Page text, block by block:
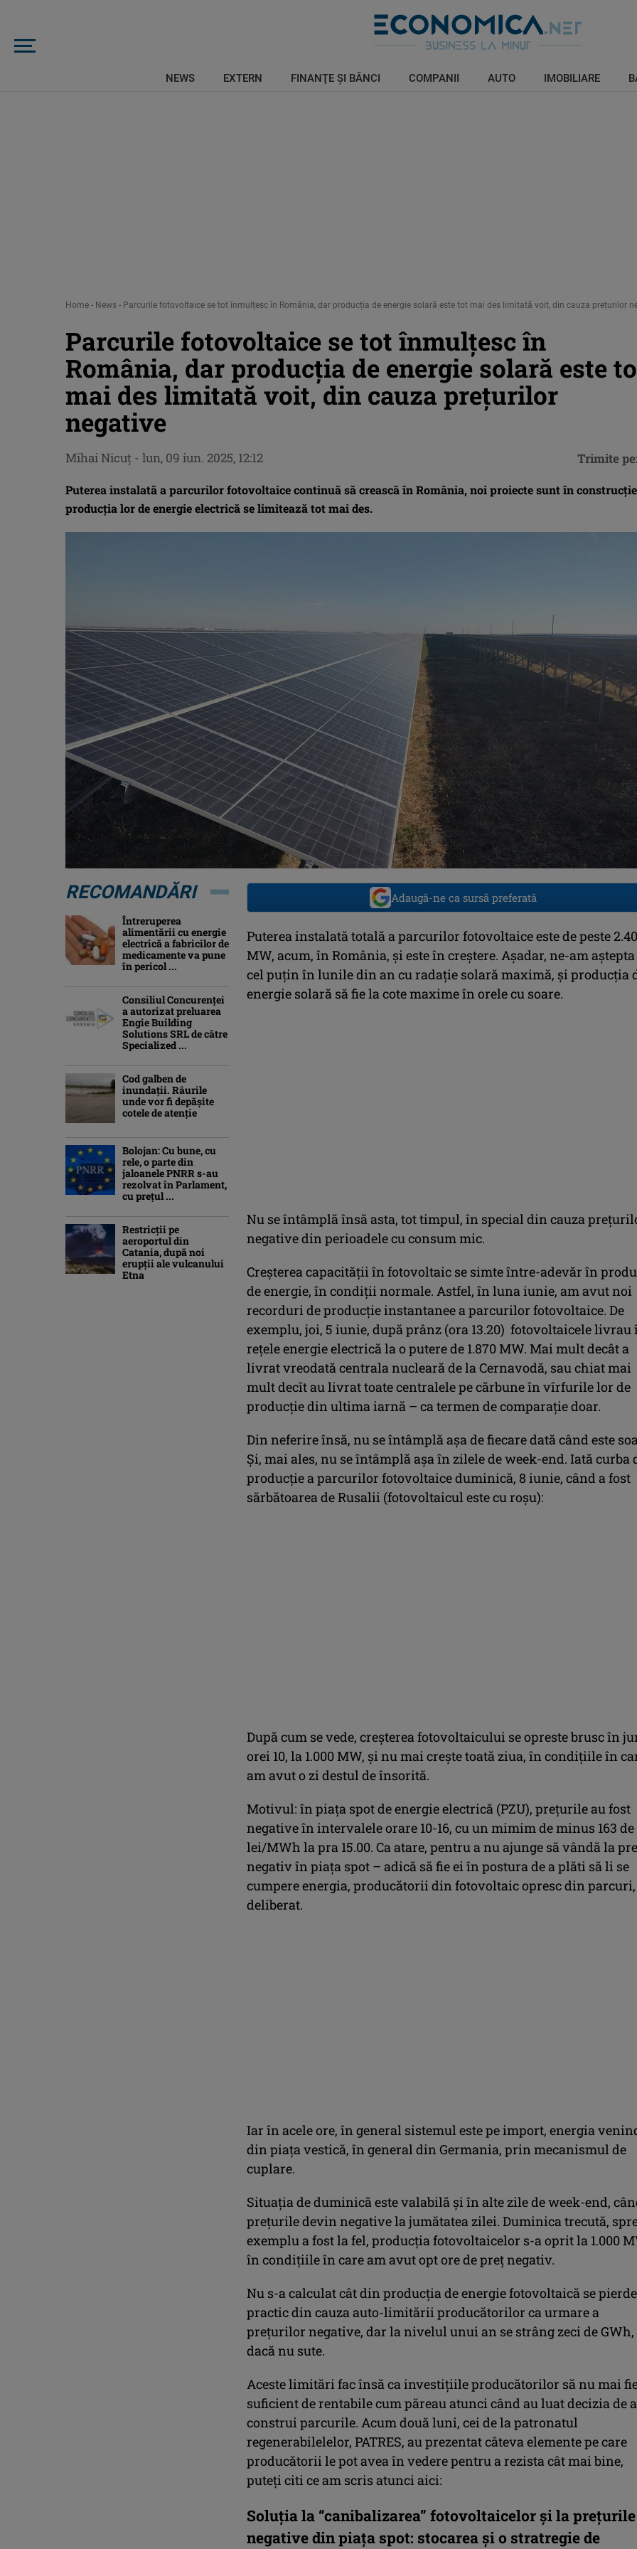
NEWS EXTERN FINANŢE ŞI BĂNCI COMPANII AUTO IMOBILIARE
Home - News - Parcurile fotovoltaice se tot înmulțesc în România, dar producția de energie solară este tot mai des limitată voit, din cauza prețurilor
Parcurile fotovoltaice se tot înmulțesc în
România, dar producția de energie solară este
mai des limitată voit, din cauza prețurilor
negative
Puterea instalată a parcurilor fotovoltaice continuă să crească în România, noi proiecte sunt în
producția lor de energie electrică se limitează tot mai des.
Mihai Nicuţ - lun, 09 iun. 2025, 12:12 Trimite pe:
Adaugă-ne ca sursă preferată
Puterea instalată totală a parcurilor fotovoltaice este de peste
MW, acum, în România, și este în creștere. Așadar, ne-am aștepta
cel puțin în lunile din an cu radație solară maximă, și producția
energie solară să fie la cote maxime în orele cu soare.
Nu se întâmplă însă asta, tot timpul, în special din cauza
negative din perioadele cu consum mic.
Creșterea capacității în fotovoltaic se simte între-adevăr în
de energie, în condiții normale. Astfel, în luna iunie, am avut noi
recorduri de producție instantanee a parcurilor fotovoltaice. De
exemplu, joi, 5 iunie, după prânz (ora 13.20) fotovoltaicele livrau
rețele energie electrică la o putere de 1.870 MW. Mai mult decât a
livrat vreodată centrala nucleară de la Cernavodă, sau chiat mai
mult decît au livrat toate centralele pe cărbune în vîrfurile lor de
producție din ultima iarnă – ca termen de comparație doar.
Din neferire însă, nu se întâmplă așa de fiecare dată când este
Și, mai ales, nu se întâmplă așa în zilele de week-end. Iată curba
producție a parcurilor fotovoltaice duminică, 8 iunie, când a fost
sărbătoarea de Rusalii (fotovoltaicul este cu roșu):
După cum se vede, creșterea fotovoltaicului se opreste brusc în
orei 10, la 1.000 MW, și nu mai crește toată ziua, în condițiile în
am avut o zi destul de însorită.
Motivul: în piața spot de energie electrică (PZU), prețurile au fost
negative în intervalele orare 10-16, cu un mimim de minus 163 de
lei/MWh la pra 15.00. Ca atare, pentru a nu ajunge să vândă la
negativ în piața spot – adică să fie ei în postura de a plăti să li se
cumpere energia, producătorii din fotovoltaic opresc din parcuri,
deliberat.
Iar în acele ore, în general sistemul este pe import, energia
din piața vestică, în general din Germania, prin mecanismul de
cuplare.
Situația de duminică este valabilă și în alte zile de week-end,
prețurile devin negative la jumătatea zilei. Duminica trecută,
exemplu a fost la fel, producția fotovoltaicelor s-a oprit la 1.000
în condițiile în care am avut opt ore de preț negativ.
Nu s-a calculat cât din producția de energie fotovoltaică se pierde
practic din cauza auto-limitării producătorilor ca urmare a
prețurilor negative, dar la nivelul unui an se strâng zeci de GWh,
dacă nu sute.
Aceste limitări fac însă ca investițiile producătorilor să nu mai
suficient de rentabile cum păreau atunci când au luat decizia de a
construi parcurile. Acum două luni, cei de la patronatul
regenerabilelelor, PATRES, au prezentat câteva elemente pe care
producătorii le pot avea în vedere pentru a rezista cât mai bine,
puteți citi ce am scris atunci aici:
Soluția la “canibalizarea” fotovoltaicelor și la prețurile
negative din piața spot: stocarea și o stratregie de
RECOMANDĂRI
Întreruperea
alimentării cu energie
electrică a fabricilor de
medicamente va pune
în pericol ...
Consiliul Concurenţei
a autorizat preluarea
Engie Building
Solutions SRL de către
Specialized ...
Cod galben de
inundații. Râurile
unde vor fi depășite
cotele de atenţie
Bolojan: Cu bune, cu
rele, o parte din
jaloanele PNRR s-au
rezolvat în Parlament,
cu preţul ...
Restricții pe
aeroportul din
Catania, după noi
erupții ale vulcanului
Etna